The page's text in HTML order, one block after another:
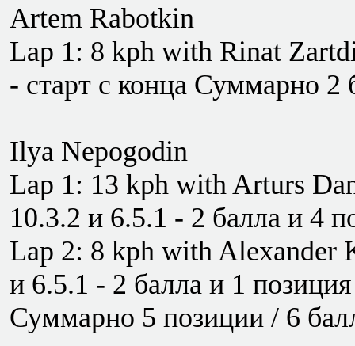
Artem Rabotkin
Lap 1: 8 kph with Rinat
- старт с конца Суммарно 2
Ilya Nepogodin
Lap 1: 13 kph with Arturs
10.3.2 и 6.5.1 - 2 балла и 4
Lap 2: 8 kph with Alexander
и 6.5.1 - 2 балла и 1 позиция
Суммарно 5 позиции / 6